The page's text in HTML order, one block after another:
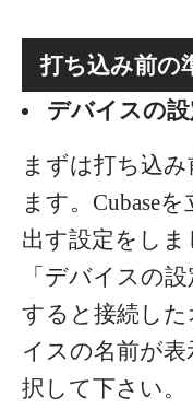
打ち込み前の
デバイスの
まずは打ち込
ます。Cubase
出す設定をしま
「デバイスの
すると接続し
イスの名前が
択して下さい。